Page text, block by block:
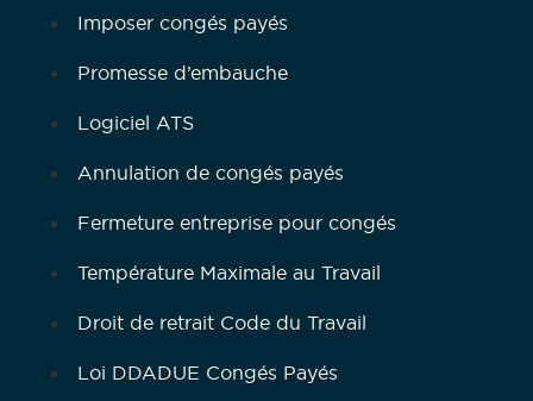
Imposer congés payés
Promesse d’embauche
Logiciel ATS
Annulation de congés payés
Fermeture entreprise pour congés
Température Maximale au Travail
Droit de retrait Code du Travail
Loi DDADUE Congés Payés